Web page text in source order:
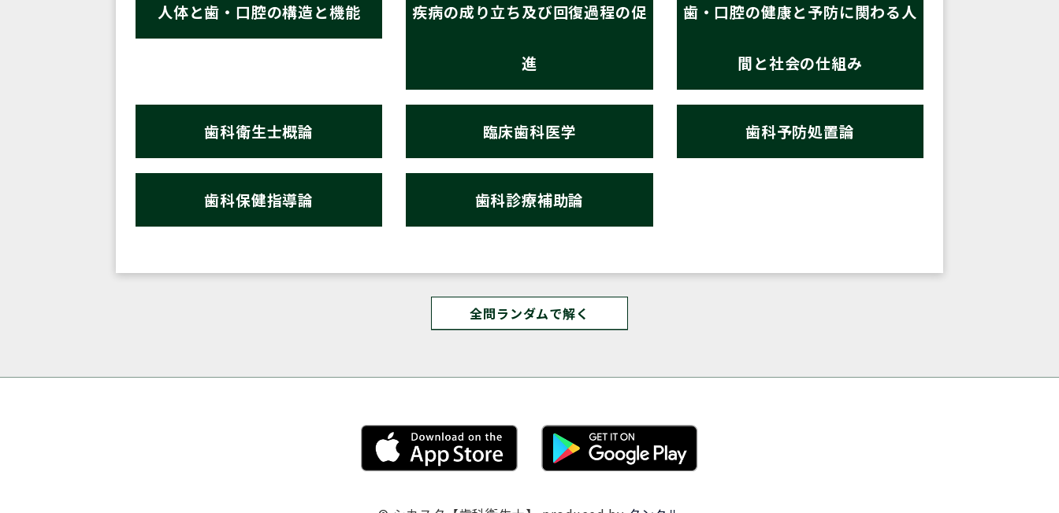
人体と歯・口腔の構造と機能 疾病の成り立ち及び回復過程の促
進
歯・口腔の健康と予防に関わる人
間と社会の仕組み
歯科衛生士概論 臨床歯科医学 歯科予防処置論
歯科保健指導論 歯科診療補助論
全問ランダムで解く